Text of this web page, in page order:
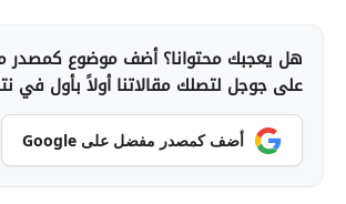
هل يعجبك محتوانا؟ أضف موضوع كمصدر
على جوجل لتصلك مقالاتنا أولاً بأول في
أضف كمصدر مفضل على Google